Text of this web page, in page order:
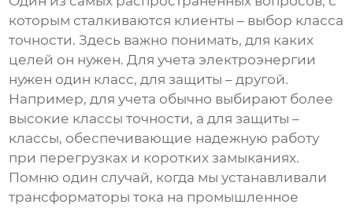
которым сталкиваются клиенты – выбор класса
точности. Здесь важно понимать, для каких
целей он нужен. Для учета электроэнергии
нужен один класс, для защиты – другой.
Например, для учета обычно выбирают более
высокие классы точности, а для защиты –
классы, обеспечивающие надежную работу
при перегрузках и коротких замыканиях.
Помню один случай, когда мы устанавливали
трансформаторы тока на промышленное